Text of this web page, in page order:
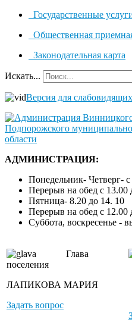
Государственные
Общественная
Законодательная карта
Искать...
Версия для слабовидящих
АДМИНИСТРАЦИЯ:
Понедельник- Четверг-
Перерыв на обед с 13.00
Пятница- 8.20 до 14. 10
Перерыв на обед с 12.00
Суббота, воскресенье -
Глава
поселения
ЛАПИКОВА МАРИЯ
Задать вопрос